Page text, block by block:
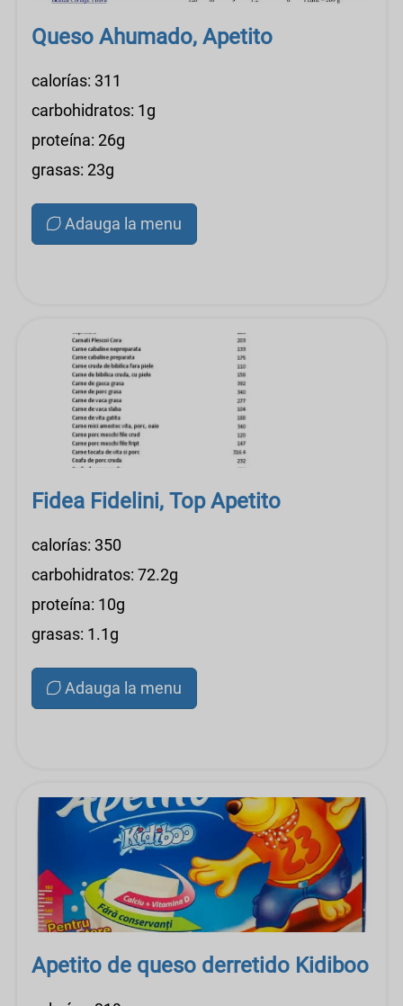
Queso Ahumado, Apetito
calorías: 311
carbohidratos: 1g
proteína: 26g
grasas: 23g
Adauga la menu
Fidea Fidelini, Top Apetito
calorías: 350
carbohidratos: 72.2g
proteína: 10g
grasas: 1.1g
Adauga la menu
Apetito de queso derretido Kidiboo